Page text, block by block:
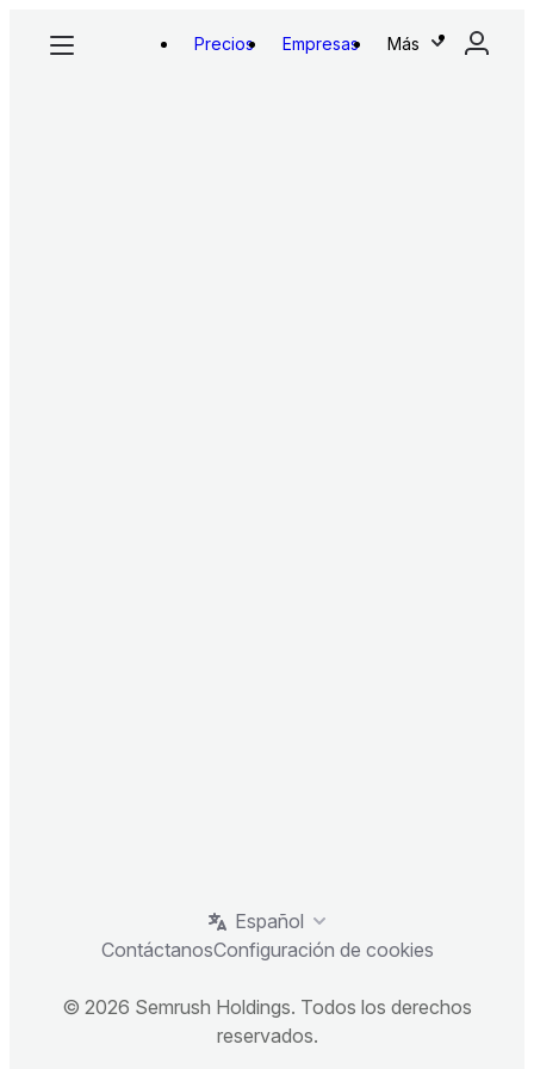
Precios Empresas Más
Español
ContáctanosConfiguración de cookies
© 2026 Semrush Holdings. Todos los derechos
reservados.